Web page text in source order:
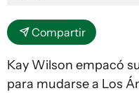
Compartir
Kay Wilson empacó
para mudarse a Los